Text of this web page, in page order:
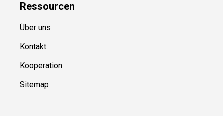
Ressourcen
Über uns
Kontakt
Kooperation
Sitemap